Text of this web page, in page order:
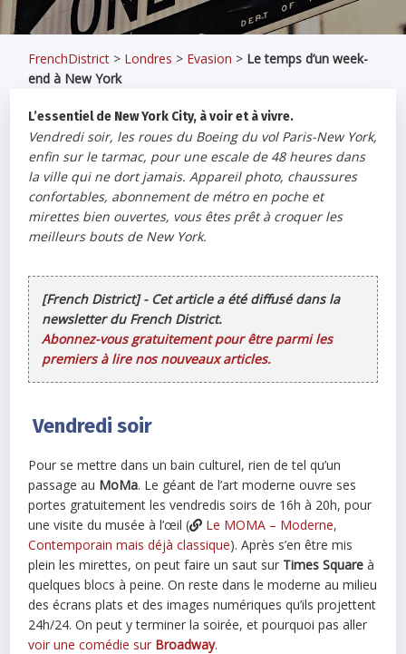
FrenchDistrict > Londres > Evasion > Le temps d’un week-
end à New York
L’essentiel de New York City, à voir et à vivre.
Vendredi soir, les roues du Boeing du vol Paris-New York,
enfin sur le tarmac, pour une escale de 48 heures dans
la ville qui ne dort jamais. Appareil photo, chaussures
confortables, abonnement de métro en poche et
mirettes bien ouvertes, vous êtes prêt à croquer les
meilleurs bouts de New York.
[French District] - Cet article a été diffusé dans la
newsletter du French District.
Abonnez-vous gratuitement pour être parmi les
premiers à lire nos nouveaux articles.
Vendredi soir
Pour se mettre dans un bain culturel, rien de tel qu’un
passage au MoMa. Le géant de l’art moderne ouvre ses
portes gratuitement les vendredis soirs de 16h à 20h, pour
une visite du musée à l’œil (
Le MOMA – Moderne,
Contemporain mais déjà classique). Après s’en être mis
plein les mirettes, on peut faire un saut sur Times Square à
quelques blocs à peine. On reste dans le moderne au milieu
des écrans plats et des images numériques qu’ils projettent
24h/24. On peut y terminer la soirée, et pourquoi pas aller
voir une comédie sur Broadway.